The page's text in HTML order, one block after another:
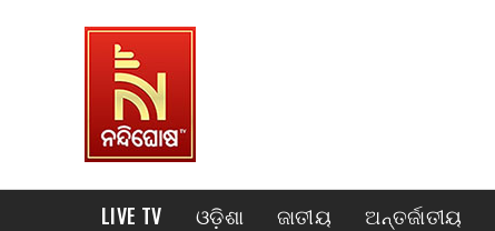
LIVE TV ଓଡ଼ିଶା ଜାତୀୟ ଅନ୍ତର୍ଜାତୀୟ